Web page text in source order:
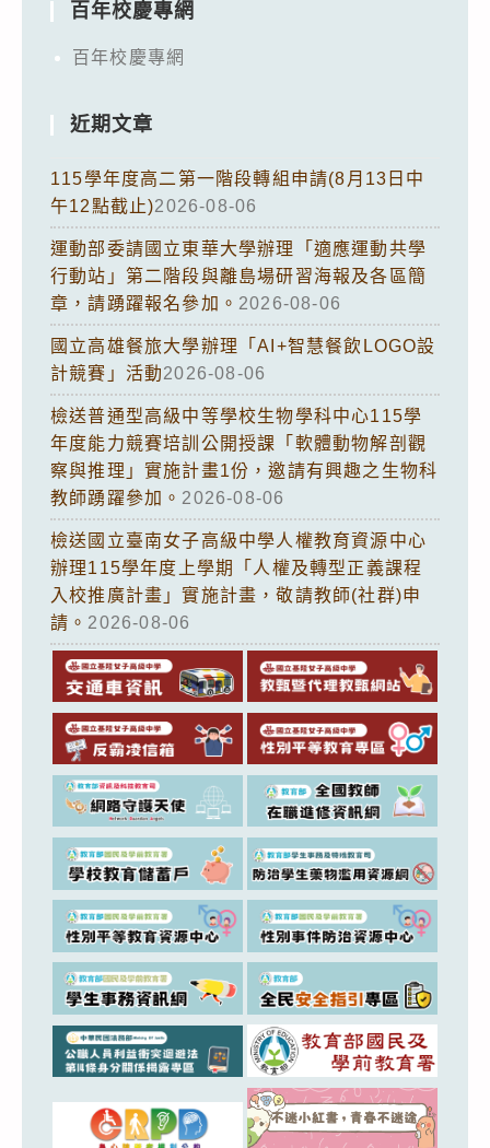
百年校慶專網
百年校慶專網
近期文章
115學年度高二第一階段轉組申請(8月13日中
午12點截止)2026-08-06
運動部委請國立東華大學辦理「適應運動共學
行動站」第二階段與離島場研習海報及各區簡
章，請踴躍報名參加。 2026-08-06
國立高雄餐旅大學辦理「AI+智慧餐飲LOGO設
計競賽」活動2026-08-06
檢送普通型高級中等學校生物學科中心115學
年度能力競賽培訓公開授課「軟體動物解剖觀
察與推理」實施計畫1份，邀請有興趣之生物科
教師踴躍參加。 2026-08-06
檢送國立臺南女子高級中學人權教育資源中心
辦理115學年度上學期「人權及轉型正義課程
入校推廣計畫」實施計畫，敬請教師(社群)申
請。 2026-08-06